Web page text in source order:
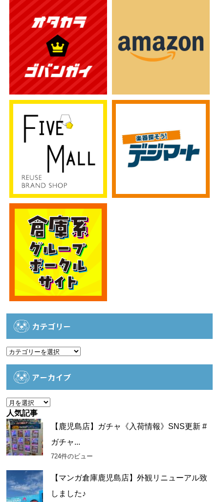
カテゴリー
カ
アーカイブ
ア
ー
カ
イ
ブ
人気記事
【鹿児島店】ガチャ《入荷情報》SNS更新 #
ガチャ...
724件のビュー
【マンガ倉庫鹿児島店】外観リニューアル致
しました♪